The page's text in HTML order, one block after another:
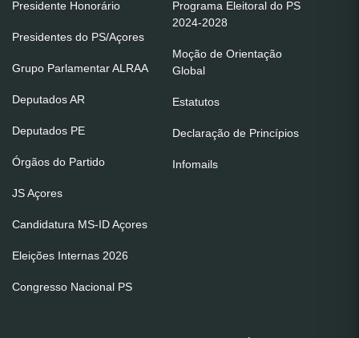
Presidente Honorário
Presidentes do PS/Açores
Grupo Parlamentar ALRAA
Deputados AR
Deputados PE
Órgãos do Partido
JS Açores
Candidatura MS-ID Açores
Eleições Internas 2026
Congresso Nacional PS
Programa Eleitoral do PS
2024-2028
Moção de Orientação
Global
Estatutos
Declaração de Princípios
Infomails